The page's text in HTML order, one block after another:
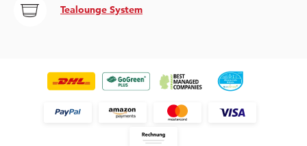
Tealounge System